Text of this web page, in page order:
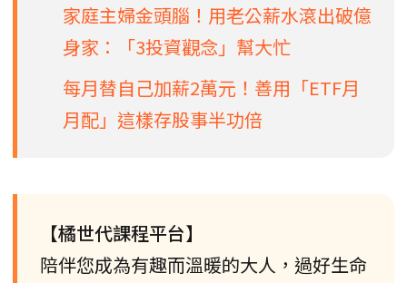
家庭主婦金頭腦！用老公薪水滾出破億
身家：「3投資觀念」幫大忙
每月替自己加薪2萬元！善用「ETF月
月配」這樣存股事半功倍
【橘世代課程平台】
陪伴您成為有趣而溫暖的大人，過好生命